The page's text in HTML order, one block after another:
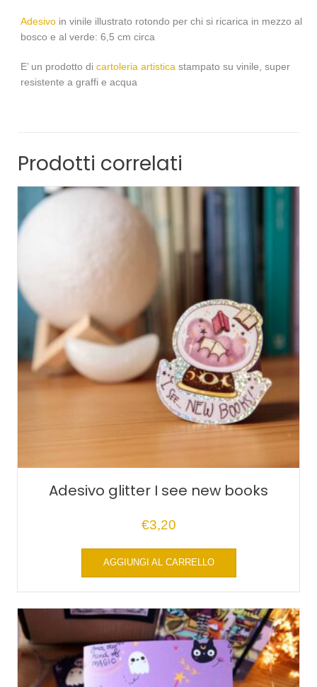
Adesivoin vinile illustrato rotondo per chi si ricarica in mezzo al
bosco e al verde: 6,5 cm circa
E’ un prodotto di cartoleria artistica stampato su vinile, super
resistente a graffi e acqua
Prodotti correlati
Adesivo glitter I see new books
€3,20
AGGIUNGI AL CARRELLO